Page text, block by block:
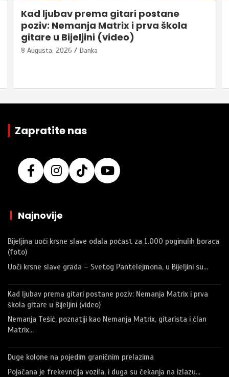
Kad ljubav prema gitari postane
poziv: Nemanja Matrix i prva škola
gitare u Bijeljini (video)
8 Augusta, 2026 Danka
Zapratite nas
| Najnovije
Bijeljina uoči krsne slave odala počast za 1.000 poginulih boraca
(foto)
Uoči krsne slave grada – Svetog Pantelejmona, u Bijeljini su…
Kad ljubav prema gitari postane poziv: Nemanja Matrix i prva
škola gitare u Bijeljini (video)
Nemanja Tešić, poznatiji kao Nemanja Matrix, gitarista i član
Matrix…
Duge kolone na pojedim graničnim prelazima
Pojačana je frekevncija vozila, i duga su čekanja na izlazu…